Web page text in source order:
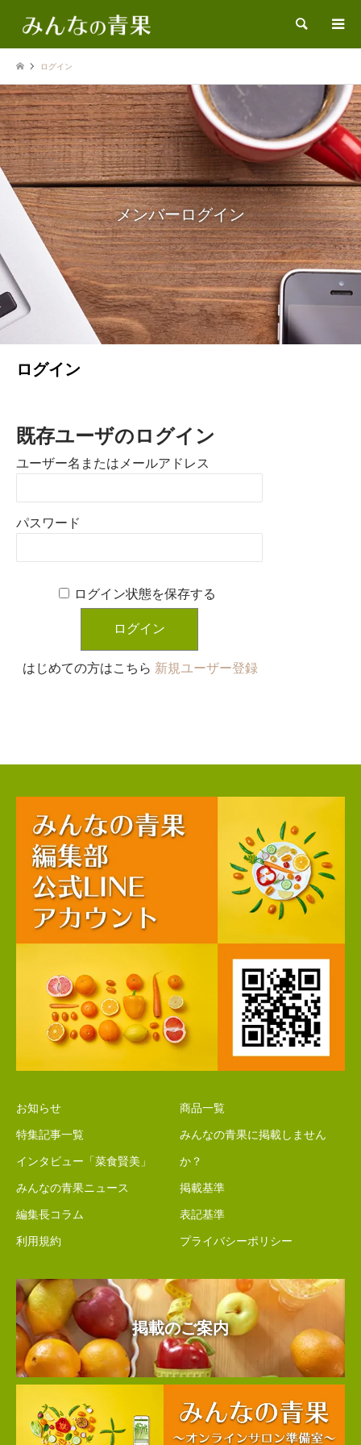
検索
ログイン
メンバーログイン
ログイン
既存ユーザのログイン
ユーザー名またはメールアドレス
パスワード
ログイン状態を保存する
はじめての方はこちら 新規ユーザー登録
お知らせ
特集記事一覧
インタビュー「菜食賢美」
みんなの青果ニュース
編集長コラム
利用規約
商品一覧
みんなの青果に掲載しません
か？
掲載基準
表記基準
プライバシーポリシー
掲載のご案内